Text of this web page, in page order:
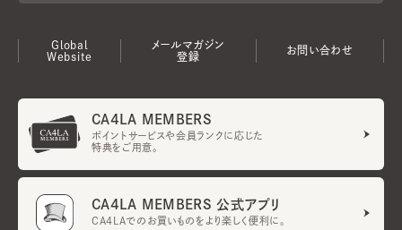
Global
Website
メールマガジン
登録
お問い合わせ
CA4LA MEMBERS
ポイントサービスや会員ランクに応じた
特典をご用意。
CA4LA MEMBERS 公式アプリ
CA4LAでのお買いものをより楽しく便利に。